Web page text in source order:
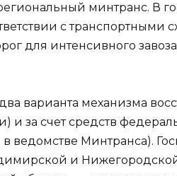
минтранс. В
с
для интенсивного
варианта механизма
и за счет средств
Минтранса).
и